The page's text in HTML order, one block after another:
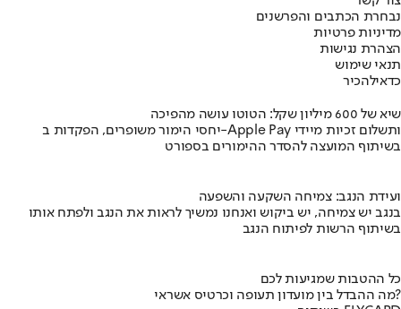
נבחרת הכתבים והפרשנים
מדיניות פרטיות
הצהרת נגישות
תנאי שימוש
כדאילהכיר
שיא של 600 מיליון שקל: הטוטו עושה מהפיכה
יחסי הימור משופרים, הפקדות ב-Apple Pay ותשלום זכיות מיידי
בשיתוף המועצה להסדר ההימורים בספורט
ועידת הנגב: צמיחה השקעה והשפעה
בנגב יש צמיחה, יש ביקוש ואנחנו נמשיך לראות את הנגב ולפתח אותו
בשיתוף הרשות לפיתוח הנגב
כל ההטבות שמגיעות לכם
מה ההבדל בין מועדון תעופה וכרטיס אשראי?